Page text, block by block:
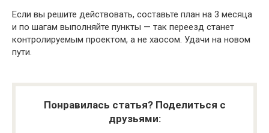
Если вы решите действовать, составьте план на 3 месяца
и по шагам выполняйте пункты — так переезд станет
контролируемым проектом, а не хаосом. Удачи на новом
пути.
Понравилась статья? Поделиться с
друзьями: